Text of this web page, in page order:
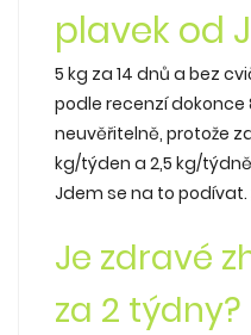
plavek od
5 kg za 14 dnů a bez
podle recenzí dokonce
neuvěřitelně, protože
kg/týden a 2,5 kg/
Jdem se na to podívat.
Je zdravé
za 2 týdny?